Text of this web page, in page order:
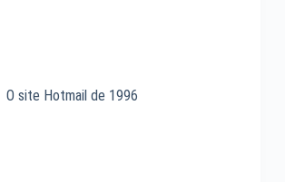
O site Hotmail de 1996